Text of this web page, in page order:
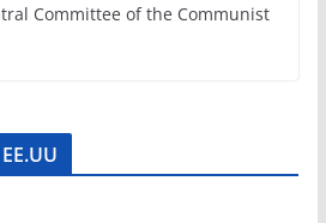
Committee of the Communist